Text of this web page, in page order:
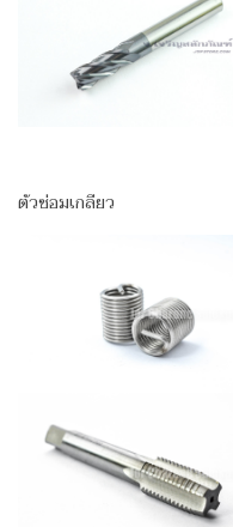
ตัวซ่อมเกลียว